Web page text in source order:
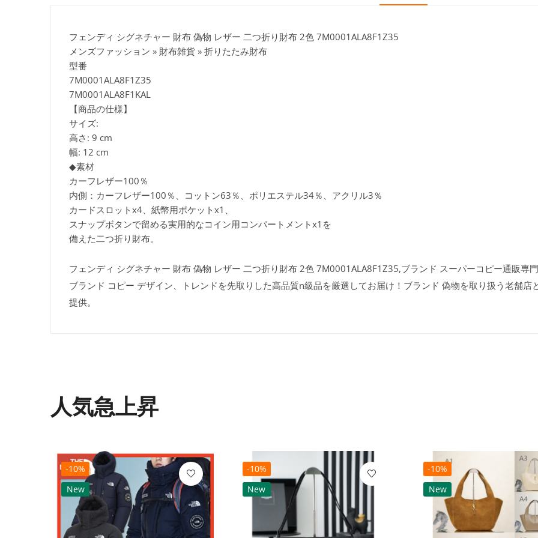
フェンディ シグネチャー 財布 偽物 レザー 二つ折り財布 2色 7M0001ALA8F1Z35
メンズファッション » 財布雑貨 » 折りたたみ財布
型番
7M0001ALA8F1Z35
7M0001ALA8F1KAL
【商品の仕様】
サイズ:
高さ: 9 cm
幅: 12 cm
◆素材
カーフレザー100％
内側：カーフレザー100％、コットン63％、ポリエステル34％、アクリル3％
カードスロットx4、紙幣用ポケットx1、
スナップボタンで留める実用的なコイン用コンパートメントx1を
備えた二つ折り財布。
フェンディ シグネチャー 財布 偽物 レザー 二つ折り財布 2色 7M0001ALA8F1Z35,ブランド スーパーコピー通販専
ブランド コピー デザイン、トレンドを先取りした高品質n級品を厳選してお届け！ブランド 偽物を取り扱う老舗店
提供。
人気急上昇
-10%
New
-10%
New
-10%
New